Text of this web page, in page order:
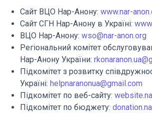
Сайт ВЦО Нар-Анону: www.nar-
Сайт СГН Нар-Анону в Україні:
ВЦО Нар-Анону: wso@nar-anon.org
Регіональний комітет
Нар-Анону України: rko
Підкомітет з розвитку
Україні: helpnaranonua@gmail.com
Підкомітет по веб-сайту:
Підкомітет по бюджету: